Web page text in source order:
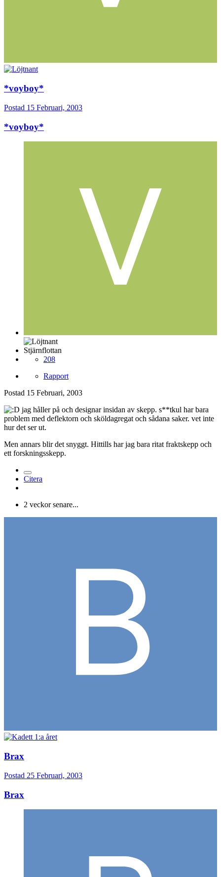
*voyboy*
Postad 15 Februari, 2003
*voyboy*
Stjärnflottan
208
Rapport
Postad 15 Februari, 2003
jag håller på och designar insidan av skepp. s**tkul har bara
problem med deflektorn och sköldagregat och sådana saker. vet inte
hur det ser ut.
Men annars blir det snyggt. Hittills har jag bara ritat fraktskepp och
ett forskningsskepp.
Citera
2 veckor senare...
Brax
Postad 25 Februari, 2003
Brax